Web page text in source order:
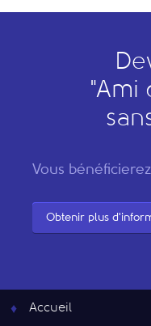
"Ami
Vous
Obtenir plus
Accueil